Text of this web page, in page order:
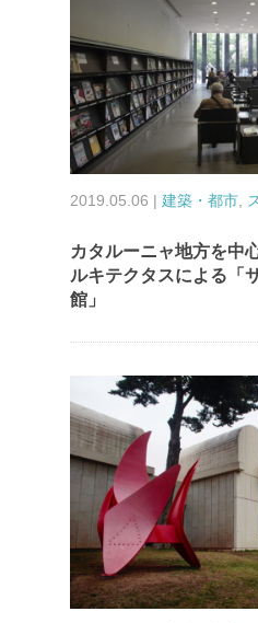
2019.05.06 | 建築・都市
カタルーニャ地方を中
ルキテクタスによる「
館」